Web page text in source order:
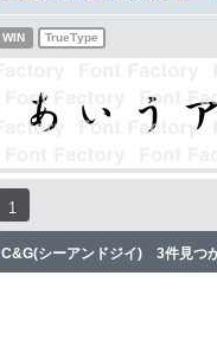
WIN TrueType
1
C&G(シーアンドジイ) 3件見つ